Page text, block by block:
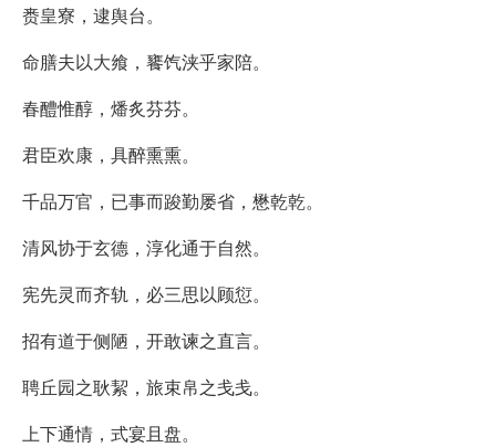
赉皇寮，逮舆台。
命膳夫以大飨，饔饩浃乎家陪。
春醴惟醇，燔炙芬芬。
君臣欢康，具醉熏熏。
千品万官，已事而踆勤屡省，懋乾乾。
清风协于玄德，淳化通于自然。
宪先灵而齐轨，必三思以顾愆。
招有道于侧陋，开敢谏之直言。
聘丘园之耿絜，旅束帛之戋戋。
上下通情，式宴且盘。